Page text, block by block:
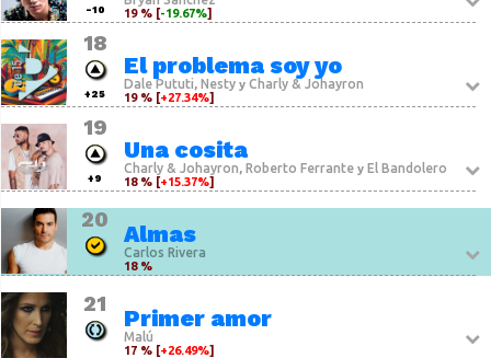
-10 19 % [-19.67%]
18
+25
El problema soy yo
Dale Pututi, Nestyy Charly & Johayron
19 % [+27.34%]
19
+9
Una cosita
Charly & Johayron, Roberto Ferrantey El Bandolero
18 % [+15.37%]
20
Almas
Carlos Rivera
18 %
21
Primer amor
Malú
17 % [+26.49%]